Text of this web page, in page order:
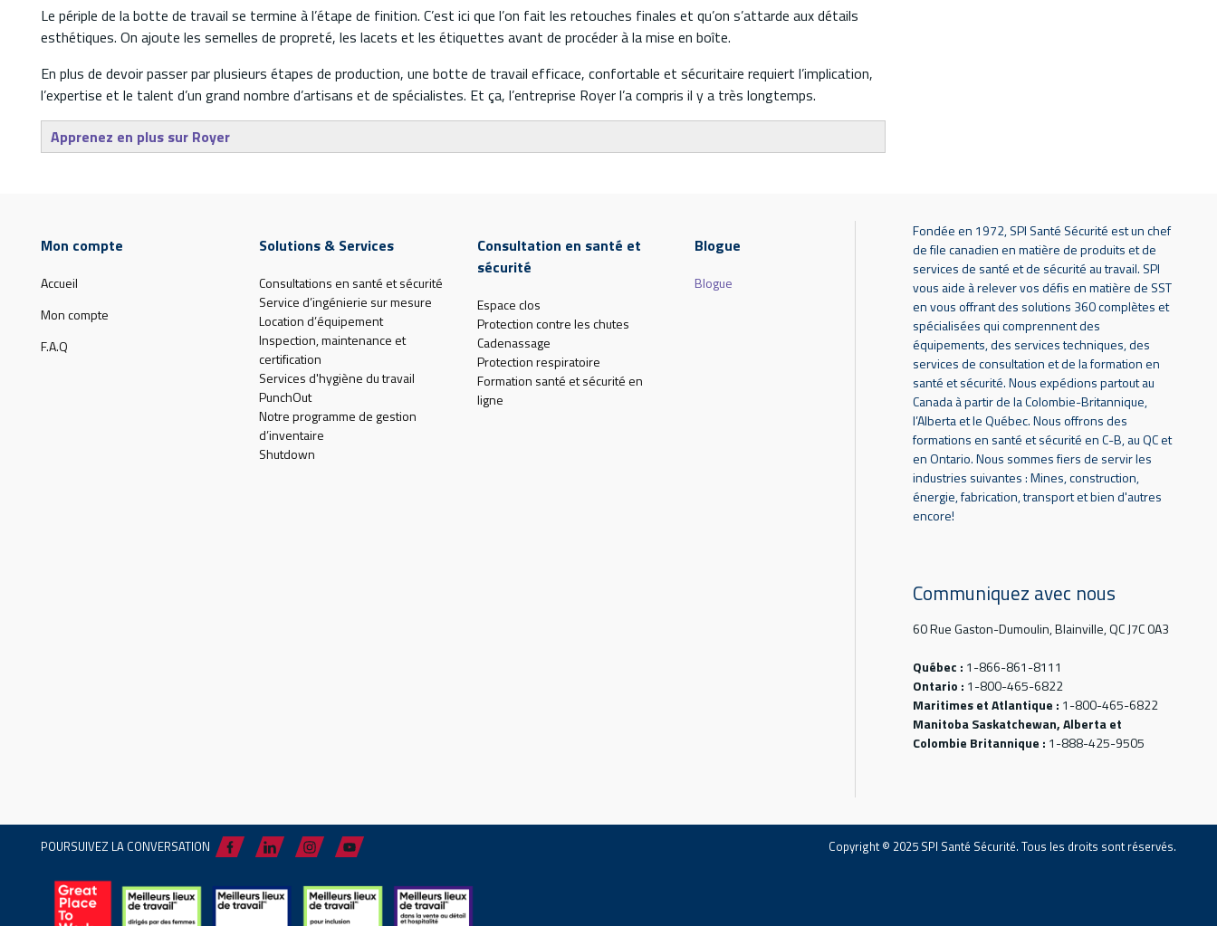
Le périple de la botte de travail se termine à l’étape de finition. C’est ici que l’on fait les retouches finales et qu’on s’attarde aux détails
esthétiques. On ajoute les semelles de propreté, les lacets et les étiquettes avant de procéder à la mise en boîte.
En plus de devoir passer par plusieurs étapes de production, une botte de travail efficace, confortable et sécuritaire requiert l’implication,
l’expertise et le talent d’un grand nombre d’artisans et de spécialistes. Et ça, l’entreprise Royer l’a compris il y a très longtemps.
Apprenez en plus sur Royer
Mon compte
Accueil
Mon compte
F.A.Q
Solutions & Services
Consultations en santé et sécurité
Service d’ingénierie sur mesure
Location d’équipement
Inspection, maintenance et
certification
Services d'hygiène du travail
PunchOut
Notre programme de gestion
d’inventaire
Shutdown
Consultation en santé et
sécurité
Espace clos
Protection contre les chutes
Cadenassage
Protection respiratoire
Formation santé et sécurité en
ligne
Blogue
Blogue
Fondée en 1972, SPI Santé Sécurité est un chef
de file canadien en matière de produits et de
services de santé et de sécurité au travail. SPI
vous aide à relever vos défis en matière de SST
en vous offrant des solutions 360 complètes et
spécialisées qui comprennent des
équipements, des services techniques, des
services de consultation et de la formation en
santé et sécurité. Nous expédions partout au
Canada à partir de la Colombie-Britannique,
l’Alberta et le Québec. Nous offrons des
formations en santé et sécurité en C-B, au QC et
en Ontario. Nous sommes fiers de servir les
industries suivantes : Mines, construction,
énergie, fabrication, transport et bien d'autres
encore!
Communiquez avec nous
60 Rue Gaston-Dumoulin, Blainville, QC J7C 0A3
Québec : 1-866-861-8111
Ontario : 1-800-465-6822
Maritimes et Atlantique : 1-800-465-6822
Manitoba Saskatchewan, Alberta et
Colombie Britannique : 1-888-425-9505
POURSUIVEZ LA CONVERSATION Copyright © 2025 SPI Santé Sécurité. Tous les droits sont réservés.